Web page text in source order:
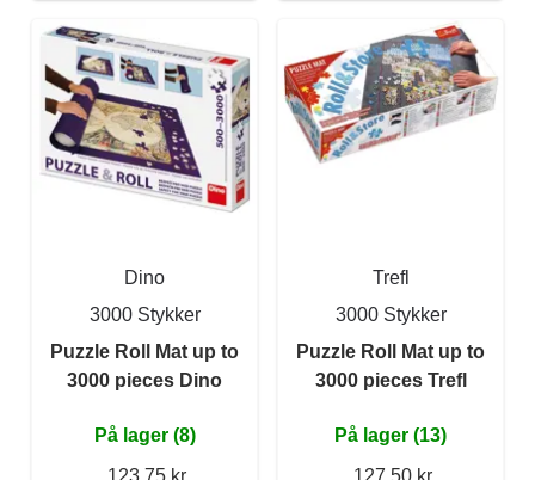
Dino
3000 Stykker
Puzzle Roll Mat up to
3000 pieces Dino
På lager (8)
123,75 kr
Trefl
3000 Stykker
Puzzle Roll Mat up to
3000 pieces Trefl
På lager (13)
127,50 kr